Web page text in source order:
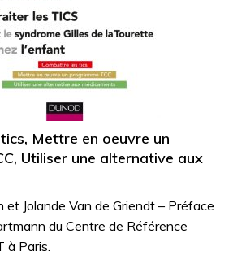
Mettre en oeuvre un
Utiliser une alternative aux
et Jolande Van de Griendt – Préface
du Centre de Référence
à Paris.